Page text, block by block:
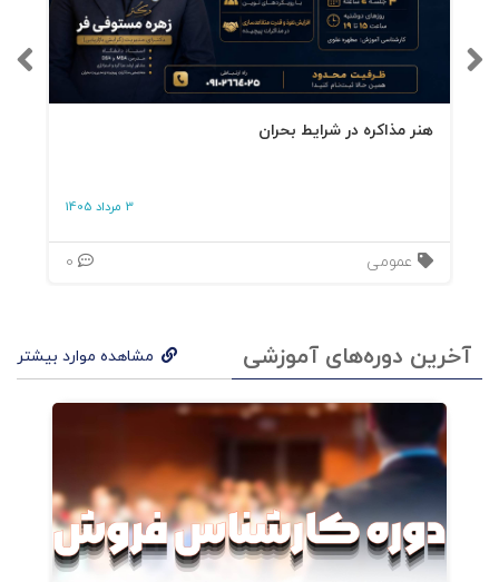
قصه‌
ای
هست
ری
باشد
برند.
هنر مذاکره در شرایط بحران
3 مرداد 1405
عمومی
آخرین دوره‌های آموزشی مشاهده موارد بیشتر